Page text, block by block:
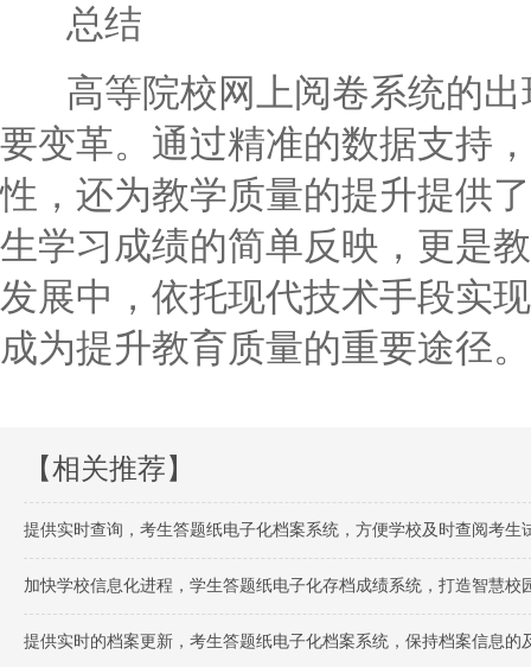
总结
高等院校网上阅卷系统的出
要变革。通过精准的数据支持
性，还为教学质量的提升提供
生学习成绩的简单反映，更是
发展中，依托现代技术手段实
成为提升教育质量的重要途径。
【相关推荐】
提供实时查询，考生答题纸电子化档案系统，方便学校及时查阅考生
加快学校信息化进程，学生答题纸电子化存档成绩系统，打造智慧校
提供实时的档案更新，考生答题纸电子化档案系统，保持档案信息的